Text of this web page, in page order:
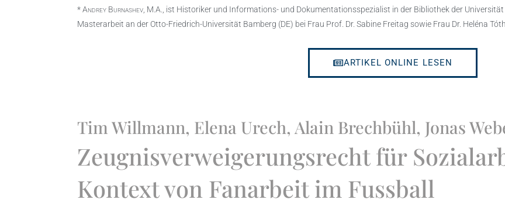
*Andrey Burnashev , M.A., ist Historiker und Informations- und Dokumentationsspezialist in der Bibliothek der
Masterarbeit an der Otto-Friedrich-Universität Bamberg (DE) bei Frau Prof. Dr. Sabine Freitag sowie Frau Dr. Heléna Tóth.
ARTIKEL ONLINE LESEN
Tim Willmann, Elena Urech, Alain Brechbühl, Jonas
Zeugnisverweigerungsrecht für
Kontext von Fanarbeit im Fussball